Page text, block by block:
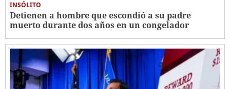
INSÓLITO
Detienen a hombre que escondió a su padre
muerto durante dos años en un congelador